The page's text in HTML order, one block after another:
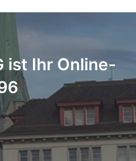
ist Ihr Online-